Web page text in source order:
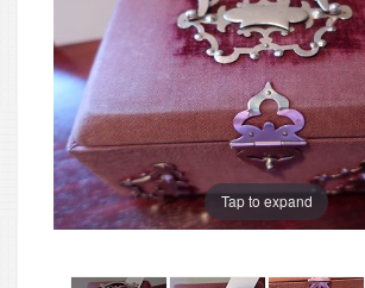
Tap to expand